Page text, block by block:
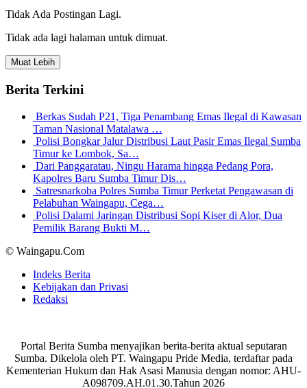
Tidak Ada Postingan Lagi.
Tidak ada lagi halaman untuk dimuat.
Muat Lebih
Berita Terkini
Berkas Sudah P21, Tiga Penambang Emas Ilegal di Kawasan
Taman Nasional Matalawa …
Polisi Bongkar Jalur Distribusi Laut Pasir Emas Ilegal Sumba
Timur ke Lombok, Sa…
Dari Panggaratau, Ningu Harama hingga Pedang Pora,
Kapolres Baru Sumba Timur Dis…
Satresnarkoba Polres Sumba Timur Perketat Pengawasan di
Pelabuhan Waingapu, Cega…
Polisi Dalami Jaringan Distribusi Sopi Kiser di Alor, Dua
Pemilik Barang Bukti M…
© Waingapu.Com
Indeks Berita
Kebijakan dan Privasi
Redaksi
Portal Berita Sumba menyajikan berita-berita aktual seputaran
Sumba. Dikelola oleh PT. Waingapu Pride Media, terdaftar pada
Kementerian Hukum dan Hak Asasi Manusia dengan nomor: AHU-
A098709.AH.01.30.Tahun 2026